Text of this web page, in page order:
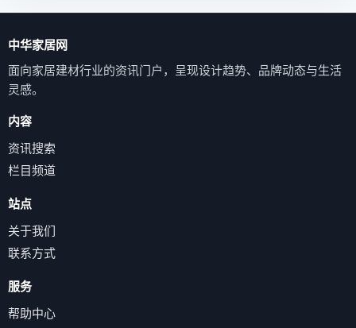
中华家居网
面向家居建材行业的资讯门户，呈现设计趋势、品牌动态与生活
灵感。
内容
资讯搜索
栏目频道
站点
关于我们
联系方式
服务
帮助中心